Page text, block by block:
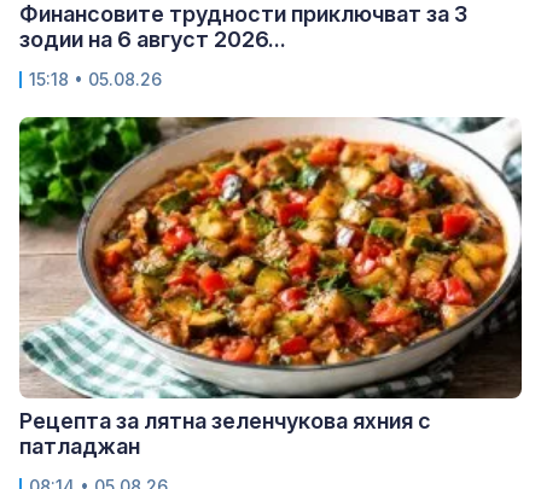
Финансовите трудности приключват за 3
зодии на 6 август 2026...
15:18 • 05.08.26
Рецепта за лятна зеленчукова яхния с
патладжан